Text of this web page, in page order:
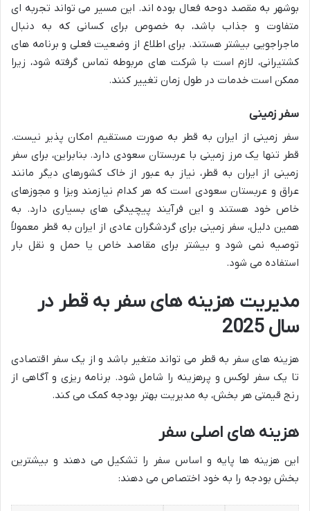
بوشهر به مقصد دوحه فعال بوده اند. این مسیر می تواند تجربه ای
متفاوت و جذاب باشد، به خصوص برای کسانی که به دنبال
ماجراجویی بیشتر هستند. برای اطلاع از وضعیت فعلی و برنامه های
کشتیرانی، لازم است با شرکت های مربوطه تماس گرفته شود، زیرا
ممکن است خدمات در طول زمان تغییر کنند.
سفر زمینی
سفر زمینی از ایران به قطر به صورت مستقیم امکان پذیر نیست.
قطر تنها یک مرز زمینی با عربستان سعودی دارد. بنابراین، برای سفر
زمینی از ایران به قطر، نیاز به عبور از خاک کشورهای دیگر مانند
عراق و عربستان سعودی است که هر کدام نیازمند ویزا و مجوزهای
خاص خود هستند و این فرآیند پیچیدگی های بسیاری دارد. به
همین دلیل، سفر زمینی برای گردشگران عادی از ایران به قطر معمولاً
توصیه نمی شود و بیشتر برای مقاصد خاص یا حمل و نقل بار
استفاده می شود.
مدیریت هزینه های سفر به قطر در
سال 2025
هزینه های سفر به قطر می تواند متغیر باشد و از یک سفر اقتصادی
تا یک سفر لوکس و پرهزینه را شامل شود. برنامه ریزی و آگاهی از
رنج قیمتی هر بخش، به مدیریت بهتر بودجه کمک می کند.
هزینه های اصلی سفر
این هزینه ها پایه و اساس سفر را تشکیل می دهند و بیشترین
بخش بودجه را به خود اختصاص می دهند: